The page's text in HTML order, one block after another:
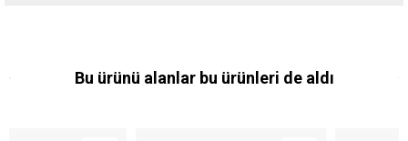
Bu ürünü alanlar bu ürünleri de aldı